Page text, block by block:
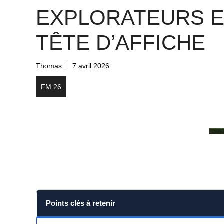
EXPLORATEURS
TÊTE D’AFFICHE
Thomas 7 avril 2026
FM 26
Points clés à retenir